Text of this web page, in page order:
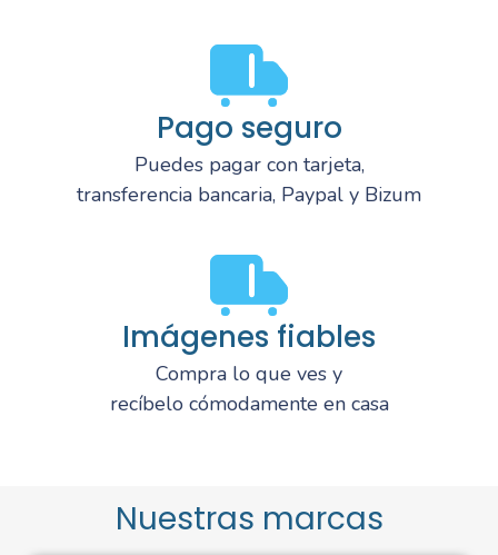
Pago seguro
Puedes pagar con tarjeta,
transferencia bancaria, Paypal y Bizum
Imágenes fiables
Compra lo que ves y
recíbelo cómodamente en casa
Nuestras marcas